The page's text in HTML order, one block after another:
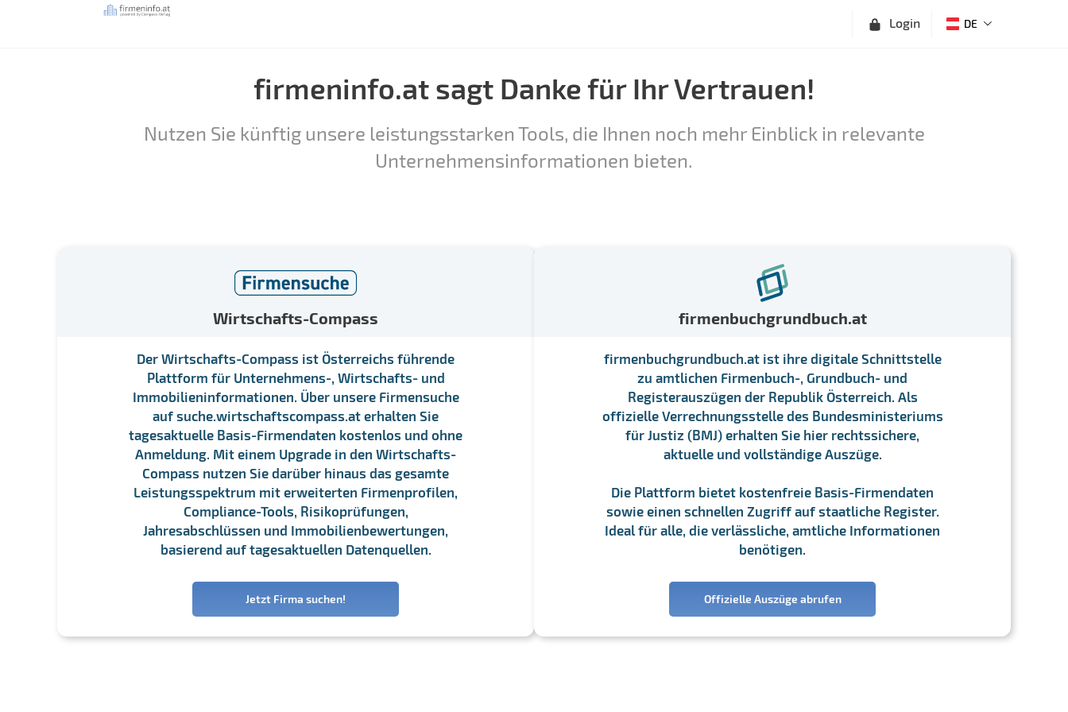
Login DE
firmeninfo.at sagt Danke für Ihr Vertrauen!
Nutzen Sie künftig unsere leistungsstarken Tools, die Ihnen noch mehr Einblick in relevante
Unternehmensinformationen bieten.
Wirtschafts-Compass
Der Wirtschafts-Compass ist Österreichs führende
Plattform für Unternehmens-, Wirtschafts- und
Immobilieninformationen. Über unsere Firmensuche
auf suche.wirtschaftscompass.at erhalten Sie
tagesaktuelle Basis-Firmendaten kostenlos und ohne
Anmeldung. Mit einem Upgrade in den Wirtschafts-
Compass nutzen Sie darüber hinaus das gesamte
Leistungsspektrum mit erweiterten Firmenprofilen,
Compliance-Tools, Risikoprüfungen,
Jahresabschlüssen und Immobilienbewertungen,
basierend auf tagesaktuellen Datenquellen.
Jetzt Firma suchen!
firmenbuchgrundbuch.at
firmenbuchgrundbuch.at ist ihre digitale Schnittstelle
zu amtlichen Firmenbuch-, Grundbuch- und
Registerauszügen der Republik Österreich. Als
offizielle Verrechnungsstelle des Bundesministeriums
für Justiz (BMJ) erhalten Sie hier rechtssichere,
aktuelle und vollständige Auszüge.
Die Plattform bietet kostenfreie Basis-Firmendaten
sowie einen schnellen Zugriff auf staatliche Register.
Ideal für alle, die verlässliche, amtliche Informationen
benötigen.
Offizielle Auszüge abrufen